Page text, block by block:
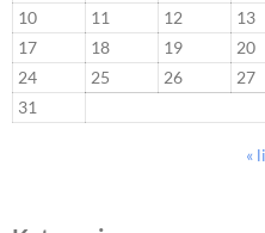
10
11 12 13
17
18 19 20
24
25 26 27
31
«